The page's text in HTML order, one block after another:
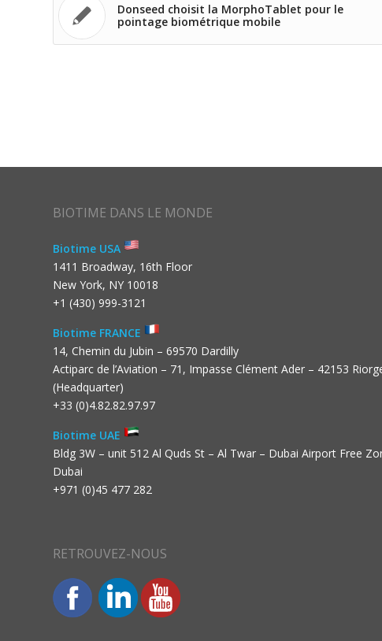
Donseed choisit la MorphoTablet pour le
pointage biométrique mobile
BIOTIME DANS LE MONDE
Biotime USA
1411 Broadway, 16th Floor
New York, NY 10018
+1 (430) 999-3121
Biotime FRANCE
14, Chemin du Jubin – 69570 Dardilly
Actiparc de l’Aviation – 71, Impasse Clément Ader – 42153
(Headquarter)
+33 (0)4.82.82.97.97
Biotime UAE
Bldg 3W – unit 512 Al Quds St – Al Twar – Dubai Airport Free
Dubai
+971 (0)45 477 282
RETROUVEZ-NOUS